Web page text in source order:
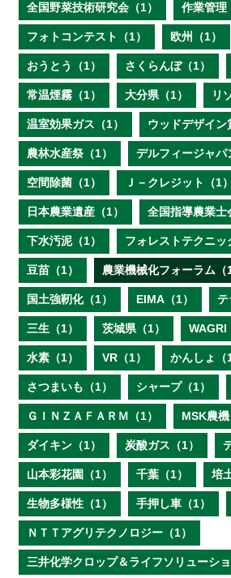
全国野菜技術研究会（1） 作業管理
フォトコンテスト（1） 欧州（1）
おうとう（1） さくらんぼ（1）
常温煙霧（1） 大分県（1） リ
温室効果ガス（1） ウッドデザイン
農林水産祭（1） デルフィージャパ
空間除菌（1） Ｊ－クレジット（1）
日本農業遺産（1） 全国指導農業士
下水汚泥（1） フォレストテクニッ
豆苗（1） 農業機械化フォーラム（1
国土強靭化（1） EIMA（1） テ
三生（1） 茨城県（1） WAGRI
水素（1） VR（1） かんしょ（1
さつまいも（1） シャープ（1）
ＧＩＮＺＡＦＡＲＭ（1） MSK農機
ダイキン（1） 炭酸ガス（1）
山本彩花園（1） 千葉（1） 培
生物多様性（1） 手押し車（1）
ＮＴＴアグリテクノロジー（1）
三井化学クロップ＆ライフソリューショ